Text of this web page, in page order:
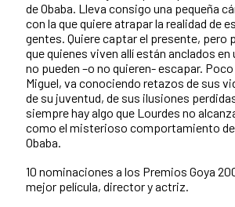
de Obaba. Lleva consigo una pequeña
con la que quiere atrapar la realidad de
gentes. Quiere captar el presente, pero
que quienes viven allí están anclados en
no pueden –o no quieren- escapar.
Miguel, va conociendo retazos de sus
de su juventud, de sus ilusiones
siempre hay algo que Lourdes no
como el misterioso comportamiento
Obaba.
10 nominaciones a los Premios Goya
mejor película, director y actriz.